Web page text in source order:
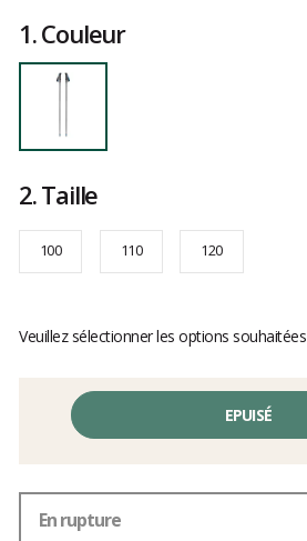
clients
5
sur
5
1.Couleur
2.Taille
100 110 120
Veuillez sélectionner les options souhaitées
EPUISÉ
En rupture